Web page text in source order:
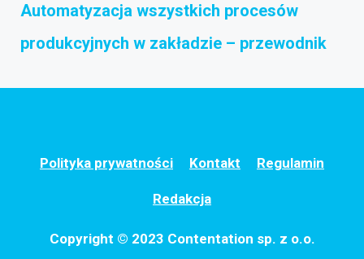
Automatyzacja wszystkich procesów
produkcyjnych w zakładzie – przewodnik
Polityka prywatności Kontakt Regulamin
Redakcja
Copyright © 2023 Contentation sp. z o.o.